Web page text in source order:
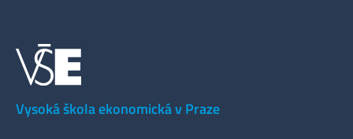
Vysoká škola ekonomická v Praze